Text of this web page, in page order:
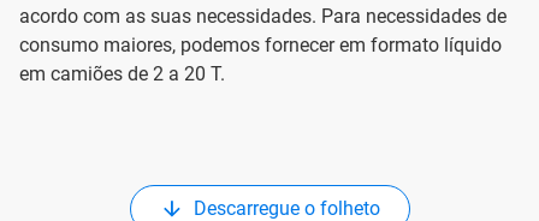
acordo com as suas necessidades. Para necessidades de
consumo maiores, podemos fornecer em formato líquido
em camiões de 2 a 20 T.
Descarregue o folheto